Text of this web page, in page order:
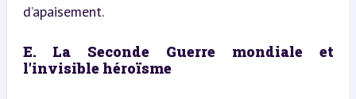
d’apaisement.
E. La Seconde Guerre mondiale et
l’invisible héroïsme